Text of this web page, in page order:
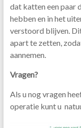
dat katten een paar
hebben en in het
verstoord blijven.
apart te zetten,
aannemen.
Vragen?
Als u nog vragen
operatie kunt u